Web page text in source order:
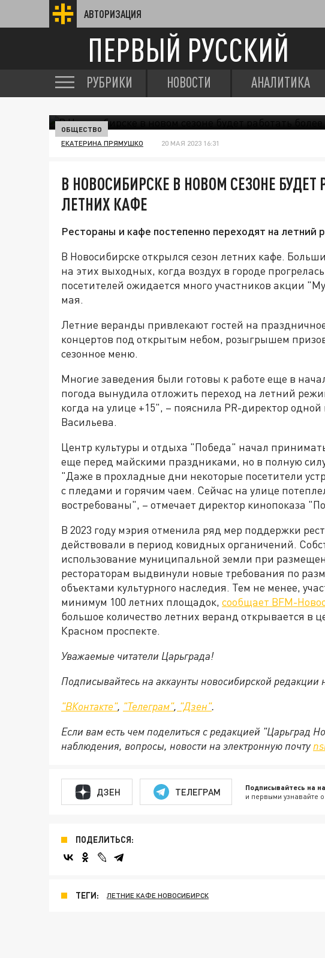
АВТОРИЗАЦИЯ
ПЕРВЫЙ РУССКИЙ
РУБРИКИ НОВОСТИ АНАЛИТИКА
ОБЩЕСТВО
ЕКАТЕРИНА ПРЯМУШКО 20 МАЯ 2023 16:31
В НОВОСИБИРСКЕ В НОВОМ СЕЗОНЕ БУДЕТ
ЛЕТНИХ КАФЕ
Рестораны и кафе постепенно переходят на летний
В Новосибирске открылся сезон летних кафе.
на этих выходных, когда воздух в городе
посетителей ожидается много участников акции
мая.
Летние веранды привлекают гостей на
концертов под открытым небом, розыгрышем
сезонное меню.
Многие заведения были готовы к работе еще в
погода вынудила отложить переход на летний
когда на улице +15", – пояснила PR-директор
Васильева.
Центр культуры и отдыха "Победа" начал
еще перед майскими праздниками, но в полную
"Даже в прохладные дни некоторые посетители
с пледами и горячим чаем. Сейчас на улице
востребованы", – отмечает директор кинопоказа
В 2023 году мэрия отменила ряд мер поддержки
действовали в период ковидных органичений.
использование муниципальной земли при
рестораторам выдвинули новые требования по
объектами культурного наследия. Тем не менее,
минимум 100 летних площадок, сообщает BFM-
большое количество летних веранд открывается в
Красном проспекте.
Уважаемые читатели Царьграда!
Подписывайтесь на аккаунты новосибирской
"ВКонтакте", "Телеграм", "Дзен".
Если вам есть чем поделиться с редакцией "Царьград
наблюдения, вопросы, новости на электронную почту
ДЗЕН ТЕЛЕГРАМ Подписывайтесь на
и первыми узнавайте
ПОДЕЛИТЬСЯ:
ТЕГИ: ЛЕТНИЕ КАФЕ НОВОСИБИРСК